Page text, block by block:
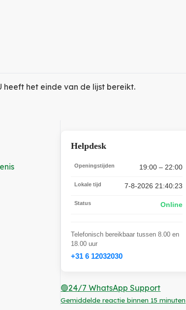
heeft het einde van de lijst bereikt.
Helpdesk
Openingstijden 19:00 – 22:00
Lokale tijd 7-8-2026 21:40:24
Status Online
Telefonisch bereikbaar tussen 8.00 en
18.00 uur
+31 6 12032030
🟢24/7 WhatsApp Support
Gemiddelde reactie binnen 15 minuten